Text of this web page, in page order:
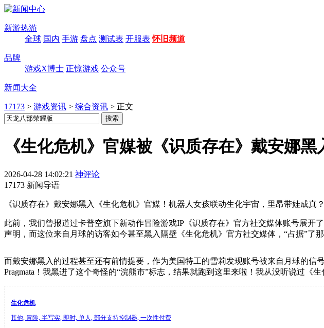
新游热游
全球 国内 手游 盘点 测试表 开服表 怀旧频道
品牌
游戏X博士 正惊游戏 公众号
新闻大全
17173 > 游戏资讯 > 综合资讯 > 正文
《生化危机》官媒被《识质存在》戴安娜
2026-04-28 14:02:21 神评论
17173 新闻导语
《识质存在》戴安娜黑入《生化危机》官媒！机器人女孩联动生化宇宙，里昂带娃成真
此前，我们曾报道过卡普空旗下新动作冒险游戏IP《识质存在》官方社交媒体账号展
声明，而这位来自月球的访客如今甚至黑入隔壁《生化危机》官方社交媒体，“占据”了那
而戴安娜黑入的过程甚至还有前情提要，作为美国特工的雪莉发现账号被来自月球的信
Pragmata！我黑进了这个奇怪的“浣熊市”标志，结果就跑到这里来啦！我从没听说过
生化危机
其他, 冒险, 半写实, 即时, 单人, 部分支持控制器, 一次性付费